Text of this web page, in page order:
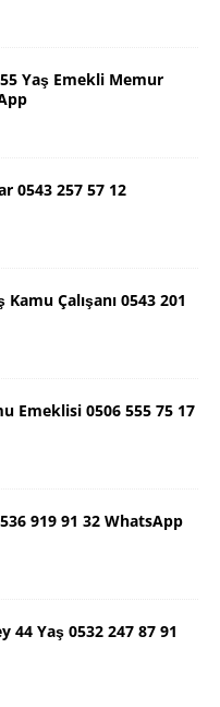
Yaş Emekli Memur
0543 257 57 12
Çalışanı 0543 201
Emeklisi 0506 555 75 17
919 91 32 WhatsApp
44 Yaş 0532 247 87 91